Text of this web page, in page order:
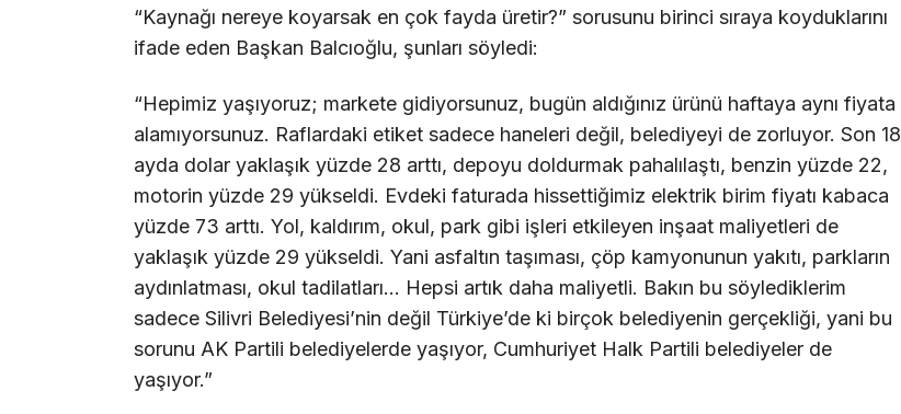
“Kaynağı nereye koyarsak en çok fayda üretir?” sorusunu birinci sıraya koyduklarını
ifade eden Başkan Balcıoğlu, şunları söyledi:
“Hepimiz yaşıyoruz; markete gidiyorsunuz, bugün aldığınız ürünü haftaya aynı fiyata
alamıyorsunuz. Raflardaki etiket sadece haneleri değil, belediyeyi de zorluyor. Son 18
ayda dolar yaklaşık yüzde 28 arttı, depoyu doldurmak pahalılaştı, benzin yüzde 22,
motorin yüzde 29 yükseldi. Evdeki faturada hissettiğimiz elektrik birim fiyatı kabaca
yüzde 73 arttı. Yol, kaldırım, okul, park gibi işleri etkileyen inşaat maliyetleri de
yaklaşık yüzde 29 yükseldi. Yani asfaltın taşıması, çöp kamyonunun yakıtı, parkların
aydınlatması, okul tadilatları… Hepsi artık daha maliyetli. Bakın bu söylediklerim
sadece Silivri Belediyesi’nin değil Türkiye’de ki birçok belediyenin gerçekliği, yani bu
sorunu AK Partili belediyelerde yaşıyor, Cumhuriyet Halk Partili belediyeler de
yaşıyor.”